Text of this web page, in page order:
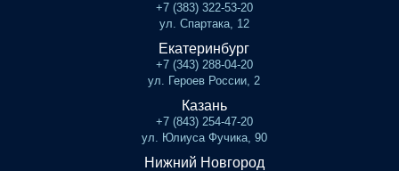
+7 (383) 322-53-20
ул. Спартака, 12
Екатеринбург
+7 (343) 288-04-20
ул. Героев России, 2
Казань
+7 (843) 254-47-20
ул. Юлиуса Фучика, 90
Нижний Новгород